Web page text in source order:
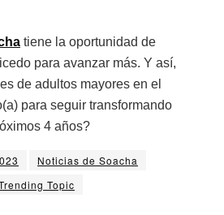
tiene la oportunidad de
para avanzar más. Y así,
de adultos mayores en el
para seguir transformando
4 años?
Noticias de Soacha
Topic